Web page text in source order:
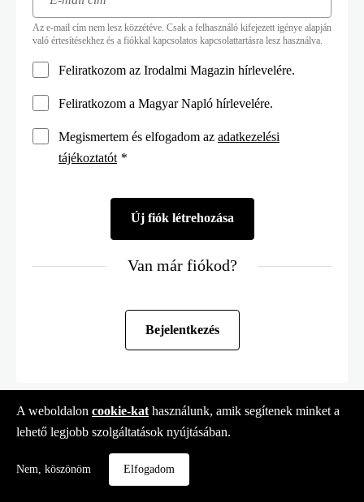
Az e-mail cím nem lesz közzétéve. Csak a felhasználó kifejezett igénye alapján
való értesítésekhez és a fiókkal kapcsolatos kapcsolattartásra lesz használva.
Feliratkozom az Irodalmi Magazin hírlevelére.
Feliratkozom a Magyar Napló hírlevelére.
Megismertem és elfogadom az adatkezelési
tájékoztatót*
Van már fiókod?
Bejelentkezés
A weboldalon cookie-kat használunk, amik segítenek minket a
lehető legjobb szolgáltatások nyújtásában.
Nem, köszönöm Elfogadom